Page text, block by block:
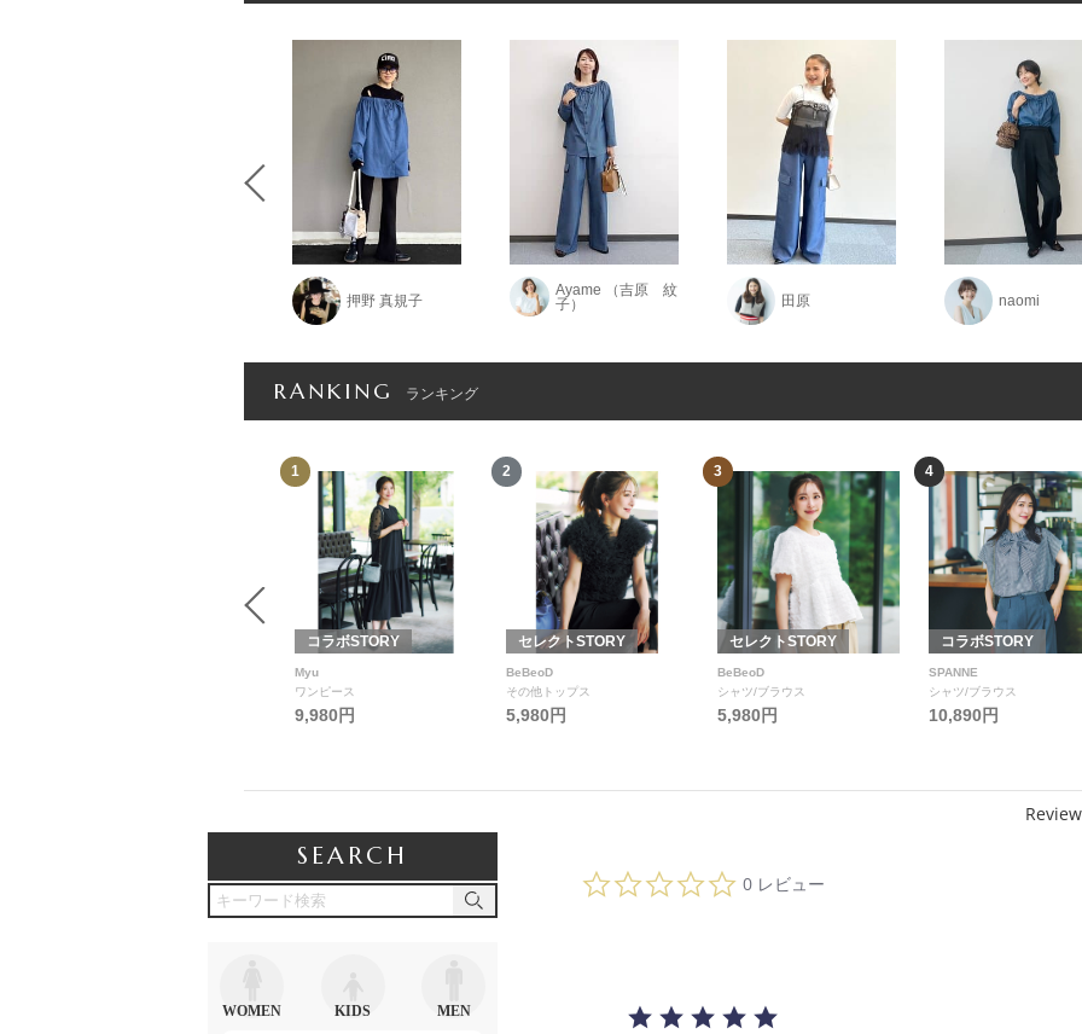
SEARCH
WOMEN KIDS
MEN
押野 真規子
Ayame （吉原 紋
子）
田原 naomi
RANKING ランキング
1
コラボSTORY
Myu
ワンピース
9,980円
2
セレクトSTORY
BeBeoD
その他トップス
5,980円
3
セレクトSTORY
BeBeoD
シャツ/ブラウス
5,980円
4
コラボSTORY
SPANNE
シャツ/ブラウス
10,890円
0.
0
a
0 レビュー